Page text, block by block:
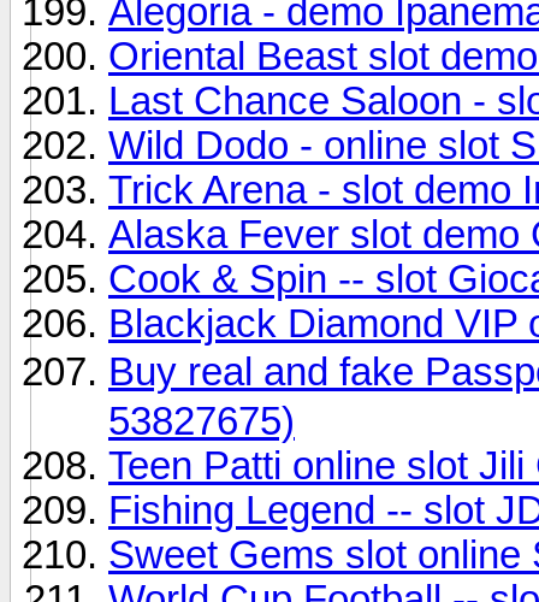
Alegoria - demo
Oriental Beast slot
Last Chance Saloon -
Wild Dodo - online slot
Trick Arena - slot demo
Alaska Fever slot demo
Cook & Spin -- slot
Blackjack Diamond VIP
Buy real and fake
53827675)
Teen Patti online slot
Fishing Legend -- slot
Sweet Gems slot online